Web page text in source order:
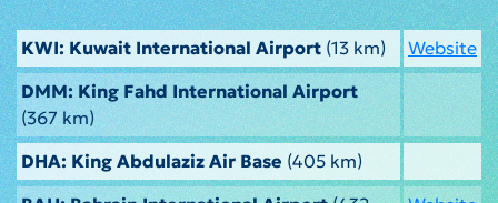
KWI: Kuwait International Airport (13 km)
Website
DMM: King Fahd International Airport
(367 km)
DHA: King Abdulaziz Air Base (405 km)